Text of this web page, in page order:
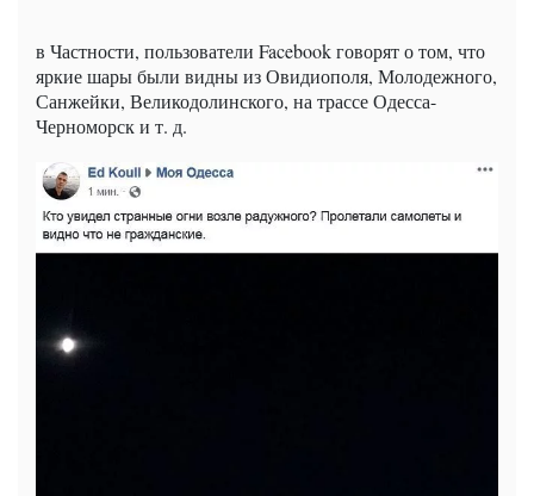
в Частности, пользователи Facebook говорят о том, что
яркие шары были видны из Овидиополя, Молодежного,
Санжейки, Великодолинского, на трассе Одесса-
Черноморск и т. д.